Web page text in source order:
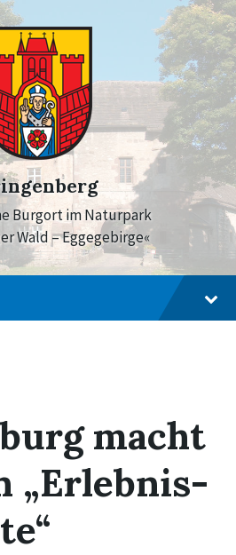
Burgort im Naturpark
Wald – Eggegebirge«
macht
„Erlebnis-